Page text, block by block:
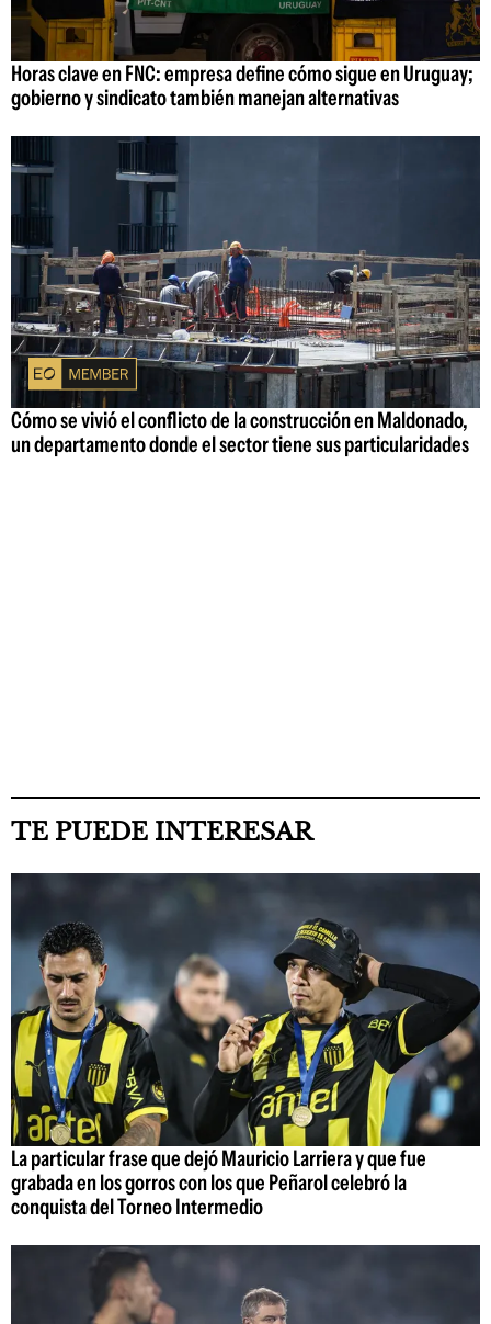
Horas clave en FNC: empresa define cómo sigue en Uruguay;
gobierno y sindicato también manejan alternativas
Cómo se vivió el conflicto de la construcción en Maldonado,
un departamento donde el sector tiene sus particularidades
TE PUEDE INTERESAR
La particular frase que dejó Mauricio Larriera y que fue
grabada en los gorros con los que Peñarol celebró la
conquista del Torneo Intermedio